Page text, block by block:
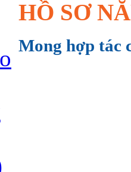
HỒ SƠ
Mong hợp tác